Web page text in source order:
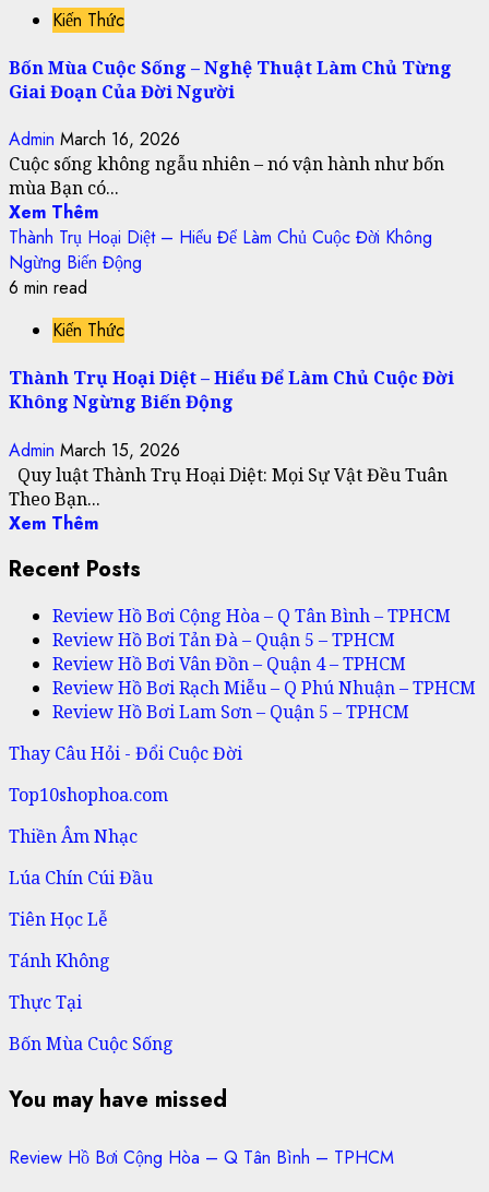
Kiến Thức
Bốn Mùa Cuộc Sống – Nghệ Thuật Làm Chủ Từng
Giai Đoạn Của Đời Người
Admin March 16, 2026
Cuộc sống không ngẫu nhiên – nó vận hành như bốn
mùa Bạn có...
Xem Thêm
Thành Trụ Hoại Diệt – Hiểu Để Làm Chủ Cuộc Đời Không
Ngừng Biến Động
6 min read
Kiến Thức
Thành Trụ Hoại Diệt – Hiểu Để Làm Chủ Cuộc Đời
Không Ngừng Biến Động
Admin March 15, 2026
Quy luật Thành Trụ Hoại Diệt: Mọi Sự Vật Đều Tuân
Theo Bạn...
Xem Thêm
Recent Posts
Review Hồ Bơi Cộng Hòa – Q Tân Bình – TPHCM
Review Hồ Bơi Tản Đà – Quận 5 – TPHCM
Review Hồ Bơi Vân Đồn – Quận 4 – TPHCM
Review Hồ Bơi Rạch Miễu – Q Phú Nhuận – TPHCM
Review Hồ Bơi Lam Sơn – Quận 5 – TPHCM
Thay Câu Hỏi - Đổi Cuộc Đời
Top10shophoa.com
Thiền Âm Nhạc
Lúa Chín Cúi Đầu
Tiên Học Lễ
Tánh Không
Thực Tại
Bốn Mùa Cuộc Sống
You may have missed
Review Hồ Bơi Cộng Hòa – Q Tân Bình – TPHCM